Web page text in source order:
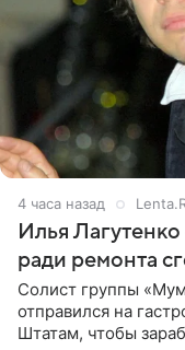
4 часа назад
Илья
ради ремонта
Солист группы
отправился на
Штатам, чтобы